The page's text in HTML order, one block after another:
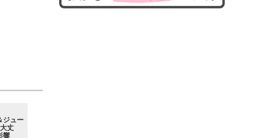
ジュー
丈
響